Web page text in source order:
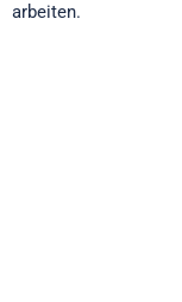
arbeiten.